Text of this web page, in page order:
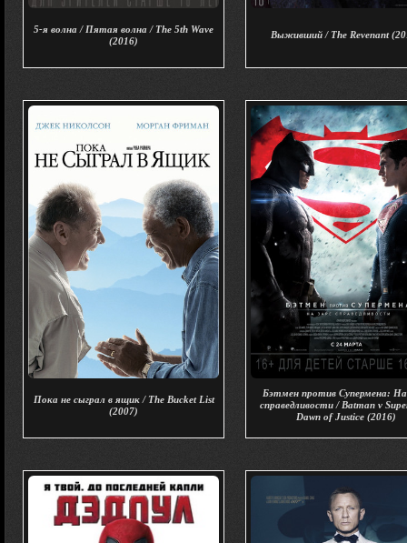
5-я волна / Пятая волна / The 5th Wave
(2016)
Выживший / The Revenant
Пока не сыграл в ящик / The Bucket List
(2007)
Бэтмен против Супермена: На
справедливости / Batman v
Dawn of Justice (2016)